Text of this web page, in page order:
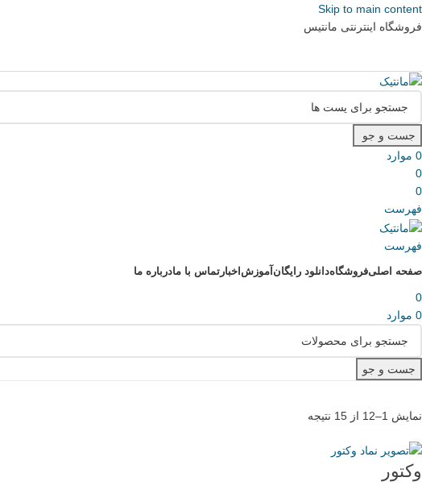
Skip to main content
فروشگاه اینترنتی مانتیس
جست و جو
0 موارد
0
0
فهرست
فهرست
صفحه اصلیفروشگاهدانلود رایگانآموزشاخبار تماس با مادرباره ما
0
0 موارد
جست و جو
نمایش 1–12 از 15 نتیجه
وکتور